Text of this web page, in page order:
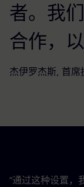
者。我
合作，
杰伊罗杰斯, 首席
“通过这种设置，